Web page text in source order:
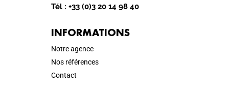
Tél : +33 (0)3 20 14 98 40
INFORMATIONS
Notre agence
Nos références
Contact